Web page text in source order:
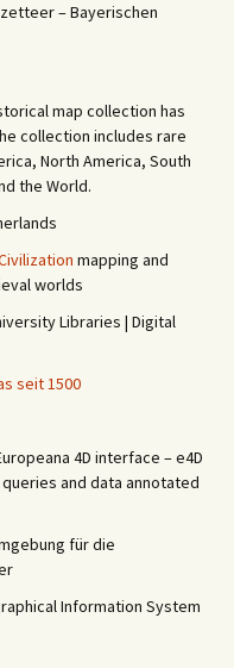
– Bayerischen
map collection has
collection includes rare
North America, South
the World.
mapping and
worlds
Libraries | Digital
seit 1500
4D interface – e4D
and data annotated
für die
Information System